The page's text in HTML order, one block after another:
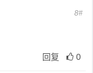
8#
回复 0